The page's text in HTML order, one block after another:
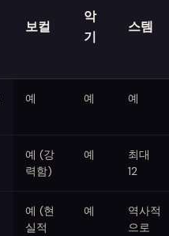
보컬
악
기
스템
예 예 예
예 (강
력함)
예
최대
12
예 (현
실적
예
역사적
으로